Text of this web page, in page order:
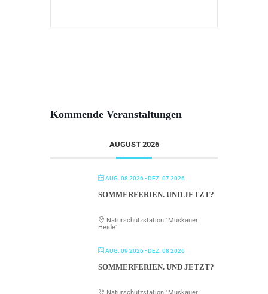
Kommende Veranstaltungen
AUGUST 2026
AUG. 08 2026- DEZ. 07 2026
SOMMERFERIEN. UND JETZT?
Naturschutzstation "Muskauer
Heide"
AUG. 09 2026- DEZ. 08 2026
SOMMERFERIEN. UND JETZT?
Naturschutzstation "Muskauer